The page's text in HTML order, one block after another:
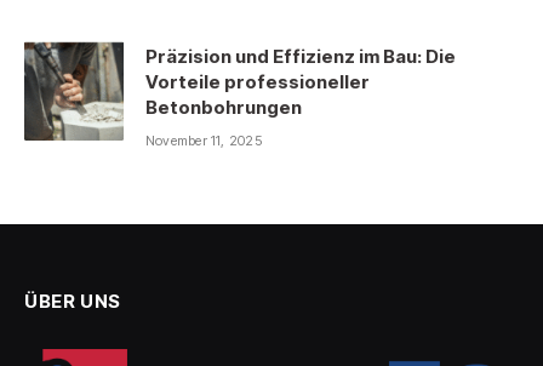
Präzision und Effizienz im Bau: Die
Vorteile professioneller
Betonbohrungen
November 11, 2025
ÜBER UNS